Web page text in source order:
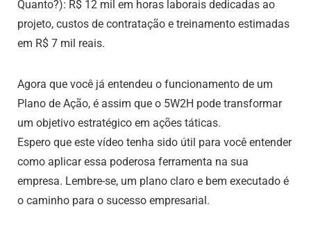
Quanto?): R$ 12 mil em horas laborais dedicadas ao
projeto, custos de contratação e treinamento estimadas
em R$ 7 mil reais.
Agora que você já entendeu o funcionamento de um
Plano de Ação, é assim que o 5W2H pode transformar
um objetivo estratégico em ações táticas.
Espero que este vídeo tenha sido útil para você entender
como aplicar essa poderosa ferramenta na sua
empresa. Lembre-se, um plano claro e bem executado é
o caminho para o sucesso empresarial.